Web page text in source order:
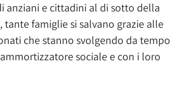
anziani e cittadini al di sotto della
tante famiglie si salvano grazie alle
che stanno svolgendo da tempo
sociale e con i loro